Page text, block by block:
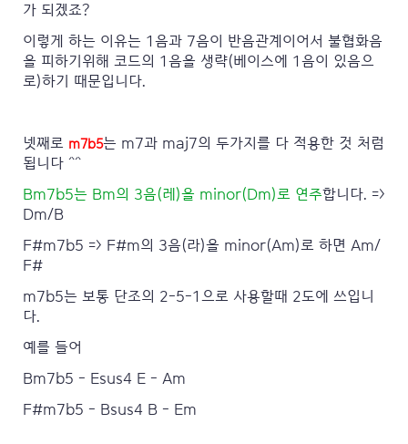
가 되겠죠?
이렇게 하는 이유는 1음과 7음이 반음관계이어서 불협화음
을 피하기위해 코드의 1음을 생략(베이스에 1음이 있음으
로)하기 때문입니다.
넷째로 m7b5는 m7과 maj7의 두가지를 다 적용한 것 처럼
됩니다 ^^
Bm7b5는 Bm의 3음(레)을 minor(Dm)로 연주합니다. =>
Dm/B
F#m7b5 => F#m의 3음(라)을 minor(Am)로 하면 Am/
F#
m7b5는 보통 단조의 2-5-1으로 사용할때 2도에 쓰입니
다.
예를 들어
Bm7b5 - Esus4 E - Am
F#m7b5 - Bsus4 B - Em